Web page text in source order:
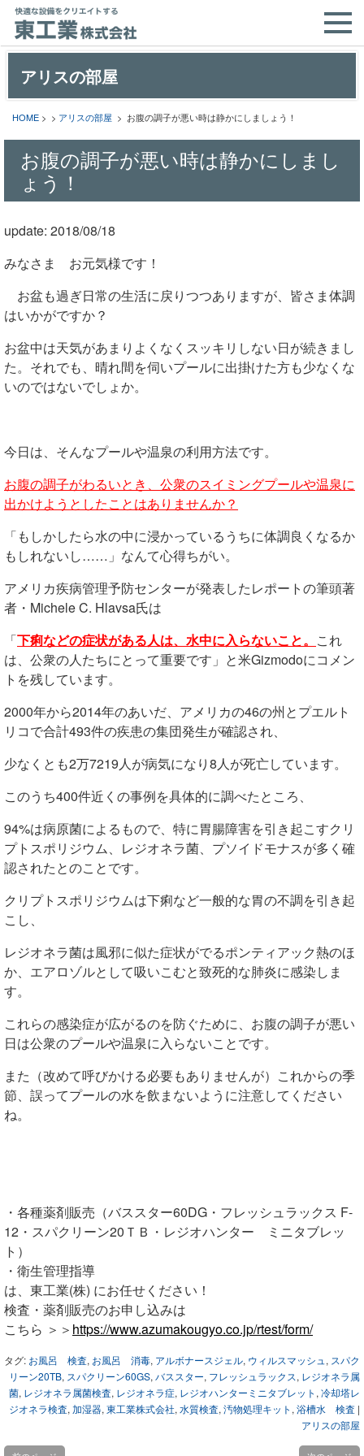
アリスの部屋
HOME > > アリスの部屋 > お腹の調子が悪い時は静かにしましょう！
お腹の調子が悪い時は静かにしまし
ょう！
update: 2018/08/18
みなさま お元気様です！
お盆も過ぎ日常の生活に戻りつつありますが、皆さま体調
はいかがですか？
お盆中は天気があまりよくなくスッキリしない日が続きまし
た。それでも、晴れ間を伺いプールに出掛けた方も少なくな
いのではないでしょか。
今日は、そんなプールや温泉の利用方法です。
お腹の調子がわるいとき、公衆のスイミングプールや温泉に
出かけようとしたことはありませんか？
「もしかしたら水の中に浸かっているうちに体調良くなるか
もしれないし……」なんて心得ちがい。
アメリカ疾病管理予防センターが発表したレポートの筆頭著
者・Michele C. Hlavsa氏は
「下痢などの症状がある人は、水中に入らないこと。 これ
は、公衆の人たちにとって重要です」と米Gizmodoにコメン
トを残しています。
2000年から2014年のあいだ、アメリカの46の州とプエルト
リコで合計493件の疾患の集団発生が確認され、
少なくとも2万7219人が病気になり8人が死亡しています。
このうち400件近くの事例を具体的に調べたところ、
94%は病原菌によるもので、特に胃腸障害を引き起こすクリ
プトスポリジウム、レジオネラ菌、プソイドモナスが多く確
認されたとのことです。
クリプトスポリジウムは下痢など一般的な胃の不調を引き起
こし、
レジオネラ菌は風邪に似た症状がでるポンティアック熱のほ
か、エアロゾルとして吸いこむと致死的な肺炎に感染しま
す。
これらの感染症が広がるのを防ぐために、お腹の調子が悪い
日は公衆のプールや温泉に入らないことです。
また（改めて呼びかける必要もありませんが）これからの季
節、誤ってプールの水を飲まないように注意してください
ね。
・各種薬剤販売（バススター60DG・フレッシュラックス F-
12・スパクリーン20ＴＢ・レジオハンター ミニタブレッ
ト）
・衛生管理指導
は、東工業(株) にお任せください！
検査・薬剤販売のお申し込みは
こちら ＞＞ https://www.azumakougyo.co.jp/rtest/form/
タグ: お風呂 検査, お風呂 消毒, アルボナースジェル, ウィルスマッシュ , スパク
リーン20TB, スパクリーン60GS, バススター, フレッシュラックス, レジオネラ属
菌, レジオネラ属菌検査, レジオネラ症, レジオハンターミニタブレット , 冷却塔レ
ジオネラ検査, 加湿器, 東工業株式会社, 水質検査, 汚物処理キット , 浴槽水 検査 |
アリスの部屋